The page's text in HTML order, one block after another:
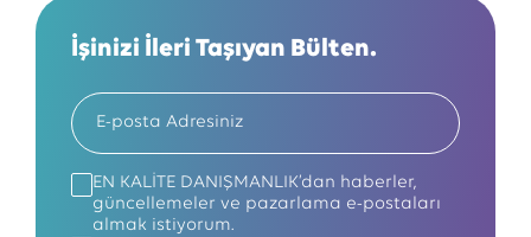
İşinizi İleri Taşıyan Bülten.
EN KALİTE DANIŞMANLIK’dan haberler,
güncellemeler ve pazarlama e-postaları
almak istiyorum.